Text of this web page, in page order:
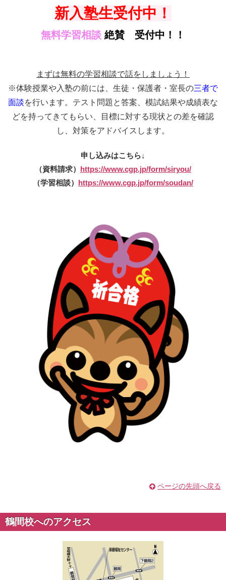
新入塾生受付中！
無料学習相談 絶賛 受付中！！
まずは無料の学習相談で話をしましょう！
※体験授業や入塾の前には、生徒・保護者 ・室長の三者で
面談を行います。テスト問題と答案、模試結果や成績表な
どを持ってきてもらい、目標に対する現状との差を確認
し、対策をアドバイスします。
申し込みはこちら↓
（資料請求） https://www.cgp.jp/form/siryou/
（学習相談） https://www.cgp.jp/form/soudan/
ページの先頭へ戻る
鶴間校へのアクセス